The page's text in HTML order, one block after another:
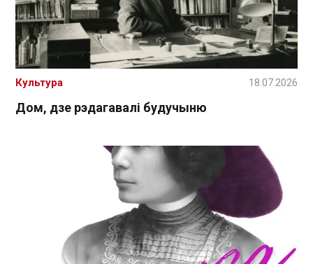
Дом, дзе рэдагавалі будучыню
Культура 18.07.2026